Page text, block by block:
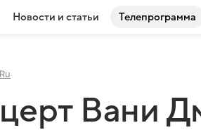
Новости и статьи Телепрограмма
Вани